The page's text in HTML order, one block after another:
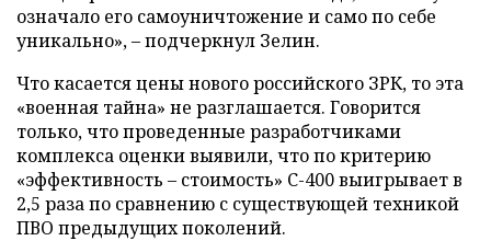
означало его самоуничтожение и само по себе
уникально», – подчеркнул Зелин.
Что касается цены нового российского ЗРК, то эта
«военная тайна» не разглашается. Говорится
только, что проведенные разработчиками
комплекса оценки выявили, что по критерию
«эффективность – стоимость» С-400 выигрывает в
2,5 раза по сравнению с существующей техникой
ПВО предыдущих поколений.